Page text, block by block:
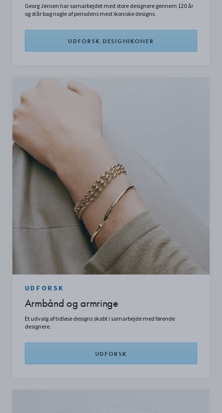
Georg Jensen har samarbejdet med store designere gennem 120 år
og står bag nogle af periodens mest ikoniske designs.
UDFORSK DESIGNIKONER
UDFORSK
Armbånd og armringe
Et udvalg af tidløse designs skabt i samarbejde med førende
designere.
UDFORSK